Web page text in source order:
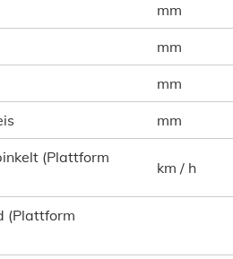
mm
mm
mm
mm
(Plattform
km / h
(Plattform